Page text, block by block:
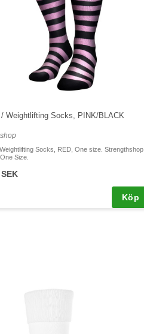
/ Weightlifting Socks, PINK/BLACK
Socks, RED, One size. Strengthshop
Size.
Köp